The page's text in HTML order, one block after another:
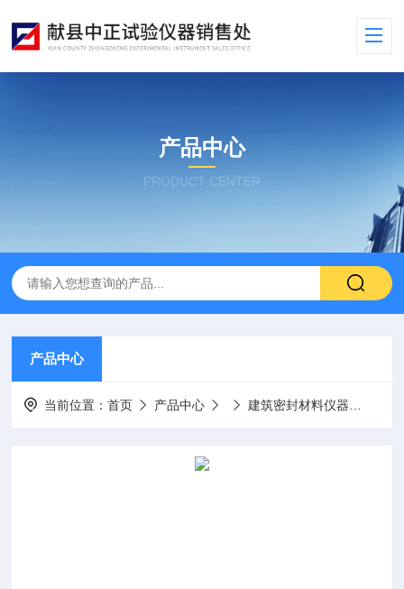
产品中心
PRODUCT CENTER
产品中心
当前位置：首页 产品中心 建筑密封材料仪器